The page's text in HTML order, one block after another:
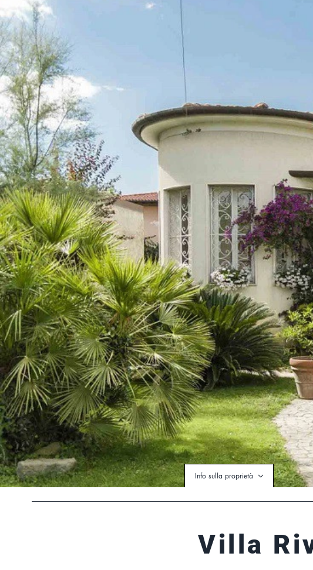
Info sulla proprietà
Villa